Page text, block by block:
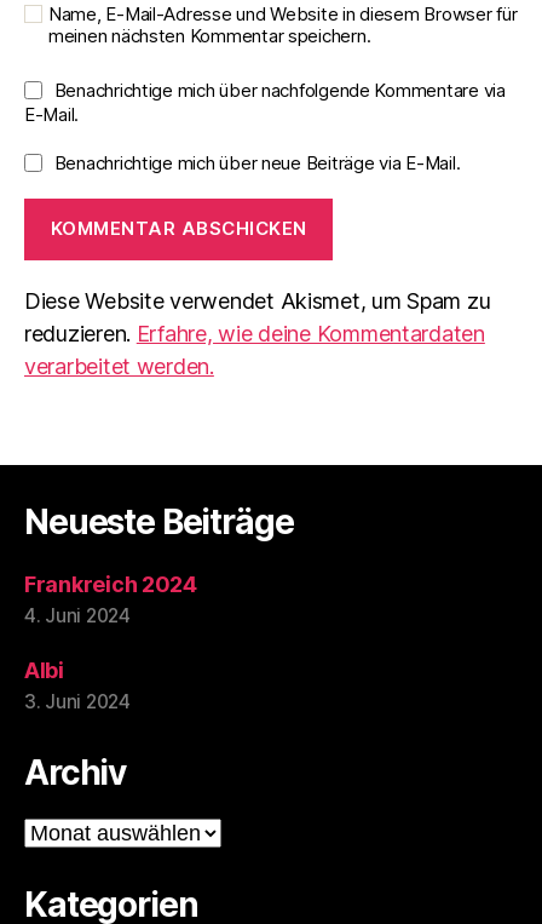
Name, E-Mail-Adresse und Website in diesem Browser für
meinen nächsten Kommentar speichern.
Benachrichtige mich über nachfolgende Kommentare via
E-Mail.
Benachrichtige mich über neue Beiträge via E-Mail.
Diese Website verwendet Akismet, um Spam zu
reduzieren. Erfahre, wie deine Kommentardaten
verarbeitet werden.
Neueste Beiträge
Frankreich 2024
4. Juni 2024
Albi
3. Juni 2024
Archiv
Archiv
Kategorien